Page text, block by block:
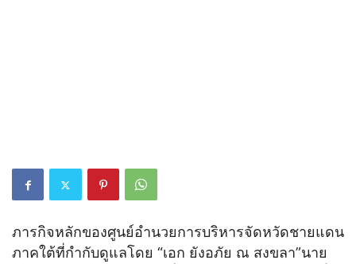
ภารกิจหลักของศูนย์อำนวยการบริหารจัดหวัดชายแดน
ภาคใต้ที่กำกับดูแลโดย “เอก ยังอภัย ณ สงขลา”นาย